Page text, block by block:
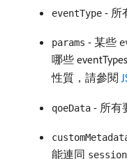
eventType - 所
params - 某些
哪些
性質，請參閱
qoeData - 所有
能連同